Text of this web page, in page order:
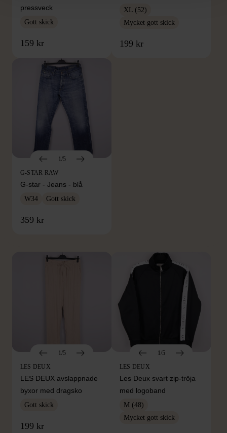
pressveck
Gott skick
159 kr
XL (52)
Mycket gott skick
199 kr
1/5
G-STAR RAW
G-star - Jeans - blå
W34 Gott skick
359 kr
FRÅN SAMMA VARUMÄRKE
1/5
LES DEUX
LES DEUX avslappnade
byxor med dragsko
Gott skick
199 kr
1/5
LES DEUX
Les Deux svart zip-tröja
med logoband
M (48)
Mycket gott skick